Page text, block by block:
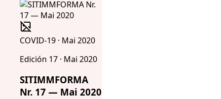
COVID-19 · Mai 2020
Edición 17 · Mai 2020
SITIMMFORMA
Nr. 17 — Mai 2020